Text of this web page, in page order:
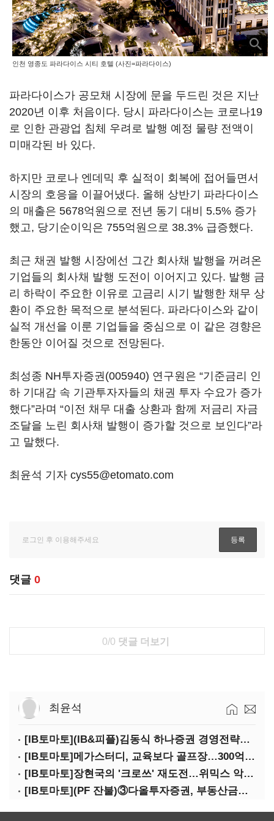
인천 영종도 파라다이스 시티 호텔 (사진=파라다이스)
파라다이스가 공모채 시장에 문을 두드린 것은 지난
2020년 이후 처음이다. 당시 파라다이스는 코로나19
로 인한 관광업 침체 우려로 발행 예정 물량 전액이
미매각된 바 있다.
하지만 코로나 엔데믹 후 실적이 회복에 접어들면서
시장의 호응을 이끌어냈다. 올해 상반기 파라다이스
의 매출은 5678억원으로 전년 동기 대비 5.5% 증가
했고, 당기순이익은 755억원으로 38.3% 급증했다.
최근 채권 발행 시장에선 그간 회사채 발행을 꺼려온
기업들의 회사채 발행 도전이 이어지고 있다. 발행 금
리 하락이 주요한 이유로 고금리 시기 발행한 채무 상
환이 주요한 목적으로 분석된다. 파라다이스와 같이
실적 개선을 이룬 기업들을 중심으로 이 같은 경향은
한동안 이어질 것으로 전망된다.
최성종 NH투자증권(005940) 연구원은 “기준금리 인
하 기대감 속 기관투자자들의 채권 투자 수요가 증가
했다”라며 “이전 채무 대출 상환과 함께 저금리 자금
조달을 노린 회사채 발행이 증가할 것으로 보인다”라
고 말했다.
최윤석 기자 cys55@etomato.com
댓글 0
0/0 댓글 더보기
최윤석
[IB토마토](IB&피플)김동식 하나증권 경영전략본부장
[IB토마토]메가스터디, 교육보다 골프장…300억 대여 뒤 보증 리스크
[IB토마토]장현국의 '크로쓰' 재도전…위믹스 악몽 지울 수 있나
[IB토마토](PF 잔불)③다올투자증권, 부동산금융 줄였지만 정상화는 진행형